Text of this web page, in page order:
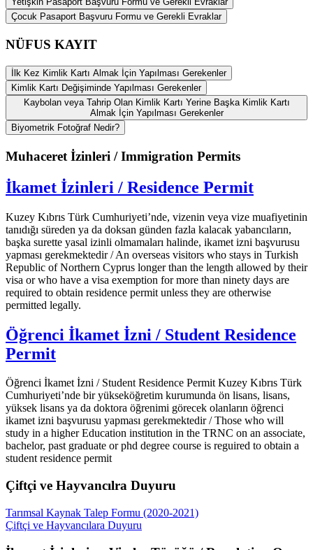
Çocuk Pasaport Başvuru Formu ve Gerekli Evraklar
NÜFUS KAYIT
İlk Kez Kimlik Kartı Almak İçin Yapılması Gerekenler
Kimlik Kartı Değişiminde Yapılması Gerekenler
Kaybolan veya Tahrip Olan Kimlik Kartı Yerine Başka Kimlik Kartı
Almak İçin Yapılması Gerekenler
Biyometrik Fotoğraf Nedir?
Muhaceret İzinleri / Immigration Permits
İkamet İzinleri / Residence Permit
Kuzey Kıbrıs Türk Cumhuriyeti’nde, vizenin veya vize muafiyetinin
tanıdığı süreden ya da doksan günden fazla kalacak yabancıların,
başka surette yasal izinli olmamaları halinde, ikamet izni başvurusu
yapması gerekmektedir / An overseas visitors who stays in Turkish
Republic of Northern Cyprus longer than the length allowed by their
visa or who have a visa exemption for more than ninety days are
required to obtain residence permit unless they are otherwise
permitted legally.
Öğrenci İkamet İzni / Student Residence
Permit
Öğrenci İkamet İzni / Student Residence Permit Kuzey Kıbrıs Türk
Cumhuriyeti’nde bir yükseköğretim kurumunda ön lisans, lisans,
yüksek lisans ya da doktora öğrenimi görecek olanların öğrenci
ikamet izni başvurusu yapması gerekmektedir / Those who will
study in a higher Education institution in the TRNC on an associate,
bachelor, past graduate or phd degree course is reguired to obtain a
student residence permit
Çiftçi ve Hayvancılra Duyuru
Tarımsal Kaynak Talep Formu (2020-2021)
Çiftçi ve Hayvancılara Duyuru